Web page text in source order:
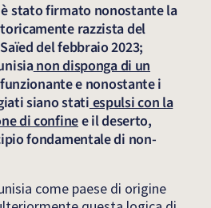
stato firmato nonostante la
razzista del
del febbraio 2023;
non disponga di un
e nonostante i
siano statiespulsi con la
di confinee il deserto,
fondamentale di non-
come paese di origine